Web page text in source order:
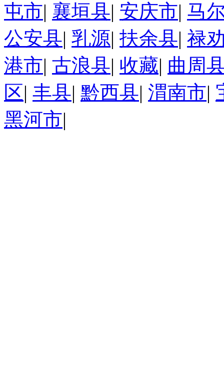
屯市| 襄垣县| 安庆市| 马
公安县| 乳源| 扶余县| 禄
港市| 古浪县| 收藏| 曲周
区| 丰县| 黔西县| 渭南市|
黑河市|